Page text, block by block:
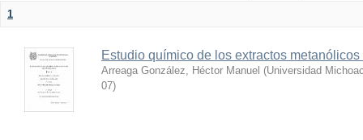
1
Estudio químico de los extractos
Arreaga González, Héctor Manuel (Universidad
07)